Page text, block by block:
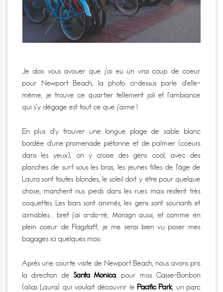
Je dois vous avouer que j’ai eu un vrai coup de coeur
pour Newport Beach, la photo ci-dessus parle d’elle-
même, je trouve ce quartier tellement joli et l’ambiance
qui s’y dégage est tout ce que j’aime !
En plus d’y trouver une longue plage de sable blanc
bordée d’une promenade piétonne et de palmier (coeurs
dans les yeux), on y croise des gens cool, avec des
planches de surf sous les bras, les jeunes filles de l’âge de
Laura sont toutes blondes, le soleil doit y être pour quelque
chose, marchent nus pieds dans les rues mais restent très
coquettes. Les bars sont animés, les gens sont souriants et
aimables… bref j’ai a-do-ré, Moragn aussi, et comme en
plein coeur de Flagstaff, je me serai bien vu poser mes
bagages ici quelques mois.
Après une courte visite de Newport Beach, nous avons pris
la direction de Santa Monica , pour miss Casse-Bonbon
(alias Laura) qui voulait découvrir le Pacific Park, un parc